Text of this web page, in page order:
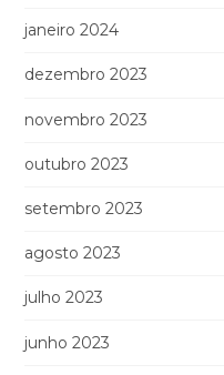
janeiro 2024
dezembro 2023
novembro 2023
outubro 2023
setembro 2023
agosto 2023
julho 2023
junho 2023